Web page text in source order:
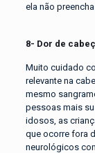
ela não
8- Dor de
Muito cuidado
relevante na
mesmo
pessoas mais
idosos, as
que ocorre fora
neurológicos